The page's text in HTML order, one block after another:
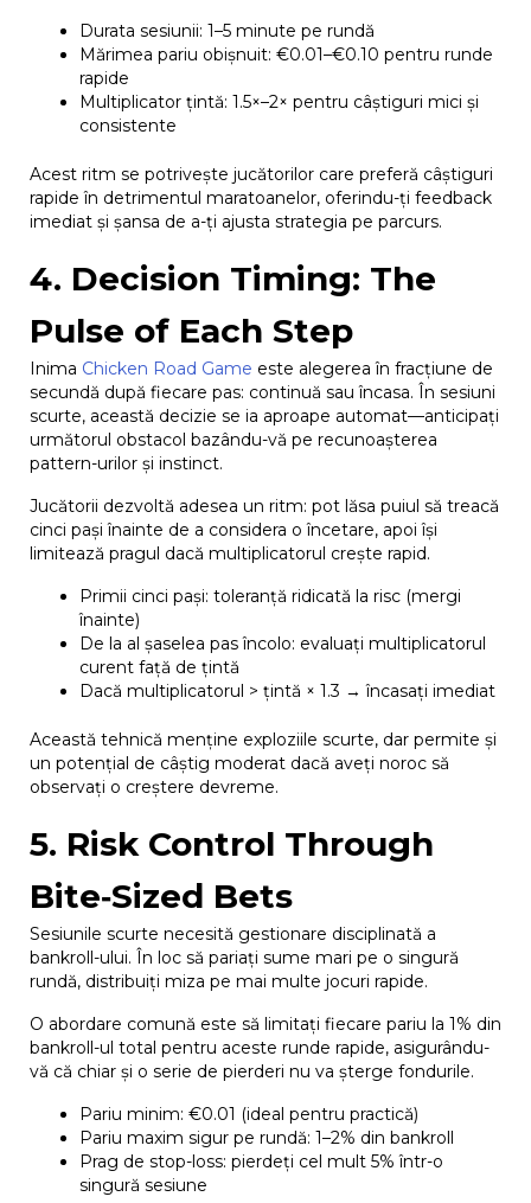
Durata sesiunii: 1–5 minute pe rundă
Mărimea pariu obișnuit: €0.01–€0.10 pentru runde
rapide
Multiplicator țintă: 1.5×–2× pentru câștiguri mici și
consistente
Acest ritm se potrivește jucătorilor care preferă câștiguri
rapide în detrimentul maratoanelor, oferindu-ți feedback
imediat și șansa de a-ți ajusta strategia pe parcurs.
4. Decision Timing: The
Pulse of Each Step
Inima Chicken Road Game este alegerea în fracțiune de
secundă după fiecare pas: continuă sau încasa. În sesiuni
scurte, această decizie se ia aproape automat—anticipați
următorul obstacol bazându-vă pe recunoașterea
pattern-urilor și instinct.
Jucătorii dezvoltă adesea un ritm: pot lăsa puiul să treacă
cinci pași înainte de a considera o încetare, apoi își
limitează pragul dacă multiplicatorul crește rapid.
Primii cinci pași: toleranță ridicată la risc (mergi
înainte)
De la al șaselea pas încolo: evaluați multiplicatorul
curent față de țintă
Dacă multiplicatorul > țintă × 1.3 → încasați imediat
Această tehnică menține exploziile scurte, dar permite și
un potențial de câștig moderat dacă aveți noroc să
observați o creștere devreme.
5. Risk Control Through
Bite‑Sized Bets
Sesiunile scurte necesită gestionare disciplinată a
bankroll-ului. În loc să pariați sume mari pe o singură
rundă, distribuiți miza pe mai multe jocuri rapide.
O abordare comună este să limitați fiecare pariu la 1% din
bankroll-ul total pentru aceste runde rapide, asigurându-
vă că chiar și o serie de pierderi nu va șterge fondurile.
Pariu minim: €0.01 (ideal pentru practică)
Pariu maxim sigur pe rundă: 1–2% din bankroll
Prag de stop-loss: pierdeți cel mult 5% într-o
singură sesiune